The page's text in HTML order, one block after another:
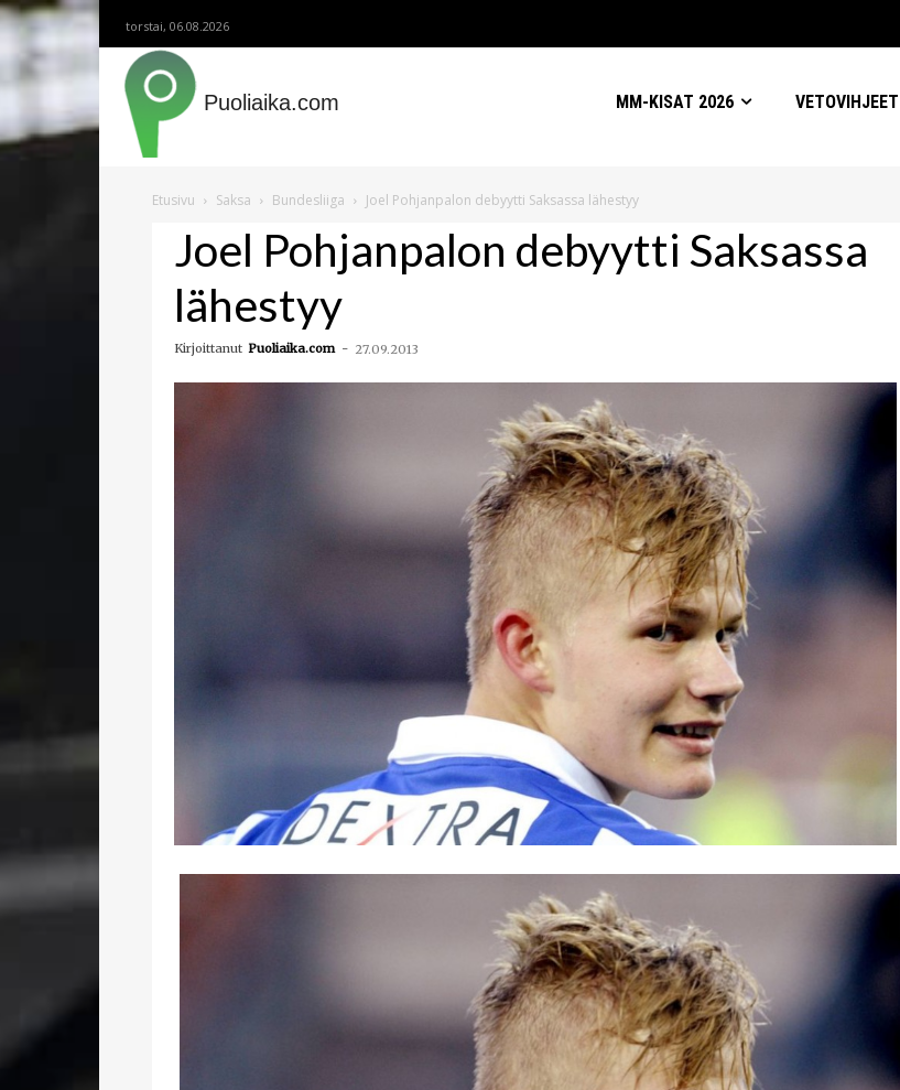
torstai, 06.08.2026
Puoliaika.com MM-KISAT 2026 VETOVIHJEET
Etusivu Saksa Bundesliiga Joel Pohjanpalon debyytti Saksassa lähestyy
Joel Pohjanpalon debyytti Saksassa
lähestyy
Kirjoittanut Puoliaika.com - 27.09.2013